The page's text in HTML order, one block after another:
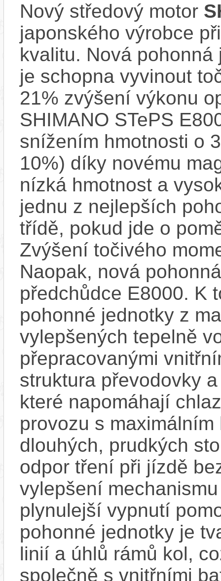
Nový středový motor
japonského výrobce
kvalitu. Nová
je schopna vyvinout
21% zvýšení výkonu
SHIMANO STePS
snížením hmotnosti o
10%) díky novému
nízká hmotnost a
jednu z nejlepších
třídě, pokud jde o
Zvýšení točivého
Naopak, nová
předchůdce E8000. K
pohonné jednotky z
vylepšených tepelně
přepracovanými
struktura převodovky
které napomáhají
provozu s
dlouhých, prudkých
odpor tření při jízdě
vylepšení
plynulejší vypnutí
pohonné jednotky je
linií a úhlů rámů kol,
společně s vnitřními